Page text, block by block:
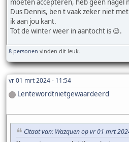
moeten accepteren, heb geen nagel
Dus Dennis, ben t vaak zeker niet
ik aan jou kant.
Tot de winter weer in aantocht is 😉.
8 personen vinden dit leuk.
vr 01 mrt 2024 - 11:54
Lentewordtnietgewaardeerd
Citaat van: Wazquen op vr 01 mrt